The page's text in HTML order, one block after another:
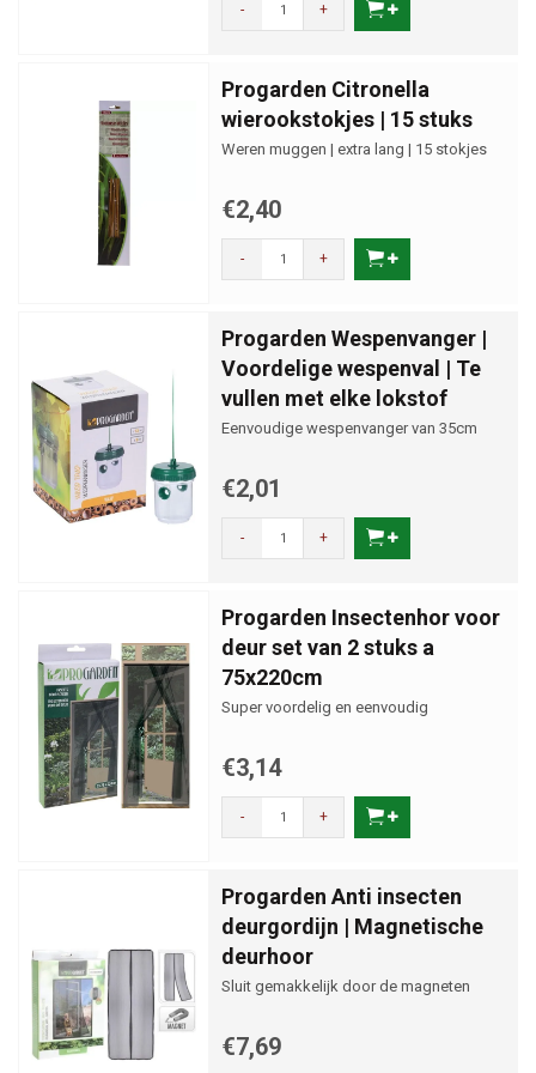
- +
Progarden Citronella
wierookstokjes | 15 stuks
Weren muggen | extra lang | 15 stokjes
€2,40
- +
Progarden Wespenvanger |
Voordelige wespenval | Te
vullen met elke lokstof
Eenvoudige wespenvanger van 35cm
€2,01
- +
Progarden Insectenhor voor
deur set van 2 stuks a
75x220cm
Super voordelig en eenvoudig
€3,14
- +
Progarden Anti insecten
deurgordijn | Magnetische
deurhoor
Sluit gemakkelijk door de magneten
€7,69